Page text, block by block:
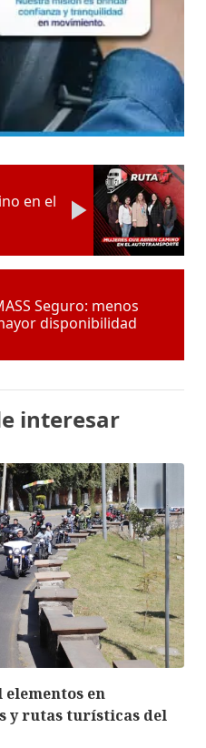
en el
Seguro: menos
disponibilidad
interesar
elementos en
y rutas turísticas del